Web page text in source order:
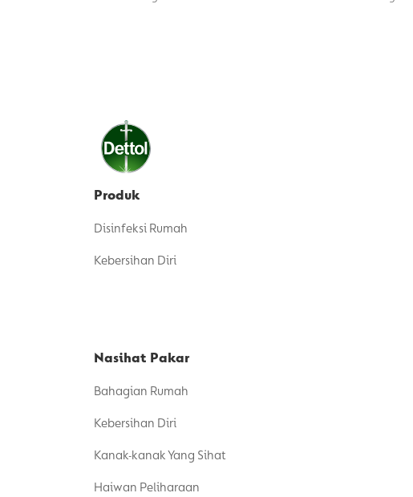
Produk
Disinfeksi Rumah
Kebersihan Diri
Nasihat Pakar
Bahagian Rumah
Kebersihan Diri
Kanak-kanak Yang Sihat
Haiwan Peliharaan